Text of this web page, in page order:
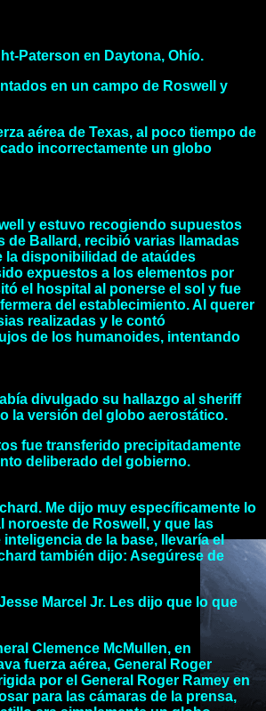
Paterson en Daytona, Ohío.
en un campo de Roswell y
aérea de Texas, al poco tiempo de
incorrectamente un globo
y estuvo recogiendo supuestos
de Ballard, recibió varias llamadas
la disponibilidad de ataúdes
expuestos a los elementos por
el hospital al ponerse el sol y fue
del establecimiento. Al querer
realizadas y le contó
de los humanoides, intentando
divulgado su hallazgo al sheriff
la versión del globo aerostático.
fue transferido precipitadamente
deliberado del gobierno.
Me dijo muy específicamente lo
noroeste de Roswell, y que las
de la base, llevaría el
también dijo: Asegúrese de
Marcel Jr. Les dijo que lo que
Clemence McMullen, en
fuerza aérea, General Roger
por el General Roger Ramey en
para las cámaras de la prensa,